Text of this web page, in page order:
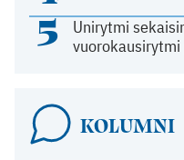
5
Unirytmi
KOLUMNI